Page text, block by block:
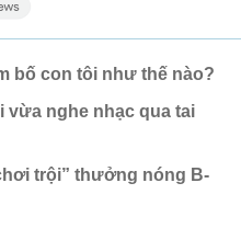
bố con tôi như thế nào?
vừa nghe nhạc qua tai
trội” thưởng nóng B-